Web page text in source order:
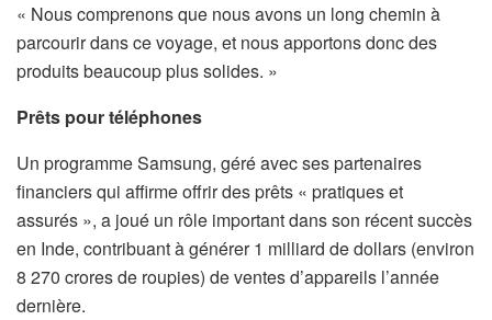
« Nous comprenons que nous avons un long chemin à
parcourir dans ce voyage, et nous apportons donc des
produits beaucoup plus solides. »
Prêts pour téléphones
Un programme Samsung, géré avec ses partenaires
financiers qui affirme offrir des prêts « pratiques et
assurés », a joué un rôle important dans son récent succès
en Inde, contribuant à générer 1 milliard de dollars (environ
8 270 crores de roupies) de ventes d’appareils l’année
dernière.